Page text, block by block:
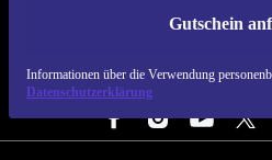
Gutschein
Informationen über die Verwendung
Datenschutzerklärung
REFURBED
FOLGE